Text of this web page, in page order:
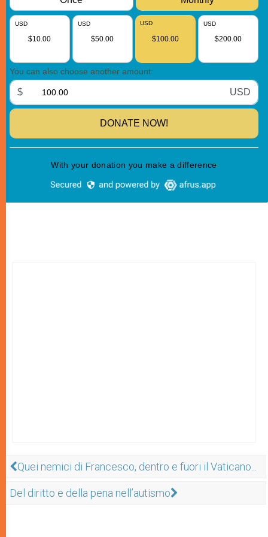
Quei nemici di Francesco, dentro e fuori il Vaticano...
Del diritto e della pena nell’autismo